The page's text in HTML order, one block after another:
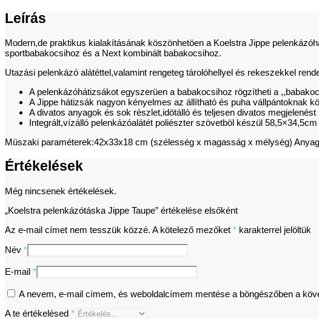
Leírás
Modern,de praktikus kialakításának köszönhetöen a Koelstra Jippe
sportbabakocsihoz és a Next kombinált babakocsihoz.
Utazási pelenkázó alátéttel,valamint rengeteg tárolóhellyel és rekeszekkel
A pelenkázóhátizsákot egyszerüen a babakocsihoz rögzítheti a
A Jippe hátizsák nagyon kényelmes az állítható és puha vállpántoknak
A divatos anyagok és sok részlet,idötálló és teljesen divatos
Integrált,vízálló pelenkázóalátét poliészter szövetböl készül 58,5×34,5cm
Müszaki paraméterek:42x33x18 cm (szélesség x magasság x mélység)
Értékelések
Még nincsenek értékelések.
„Koelstra pelenkázótáska Jippe Taupe” értékelése elsőként
Az e-mail címet nem tesszük közzé. A kötelező mezőket * karakterrel jelöltük
Név *
E-mail *
A nevem, e-mail címem, és weboldalcímem mentése a böngészőben a
A te értékelésed *